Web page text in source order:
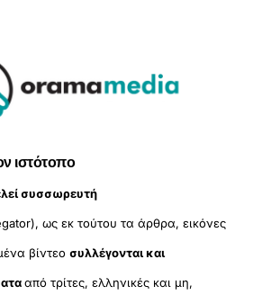
ιστότοπο
συσσωρευτή
ως εκ τούτου τα άρθρα, εικόνες
βίντεοσυλλέγονται και
από τρίτες, ελληνικές και μη,